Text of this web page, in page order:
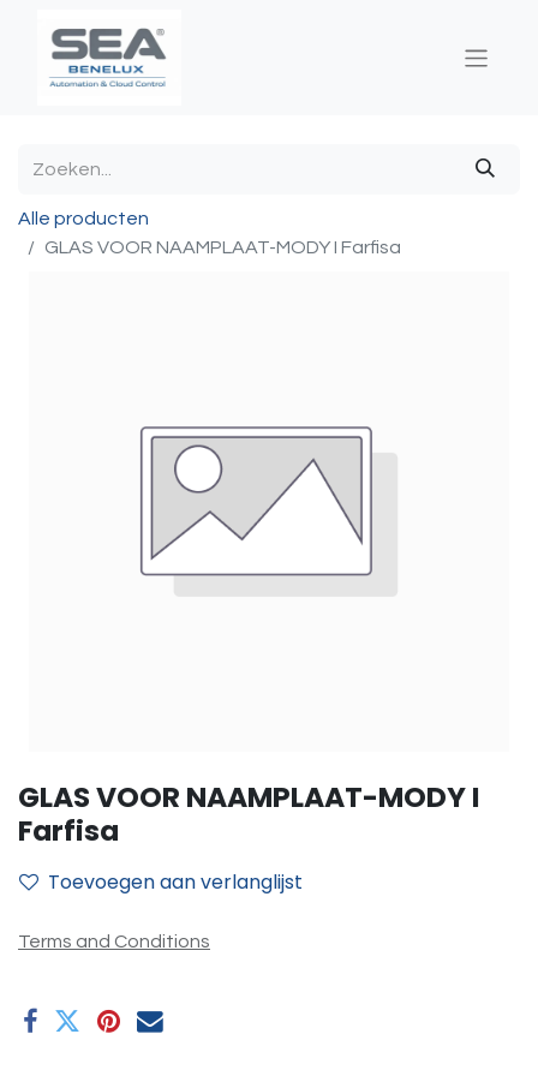
Alle producten
GLAS VOOR NAAMPLAAT-MODY I Farfisa
GLAS VOOR NAAMPLAAT-MODY I
Farfisa
Toevoegen aan verlanglijst
Terms and Conditions